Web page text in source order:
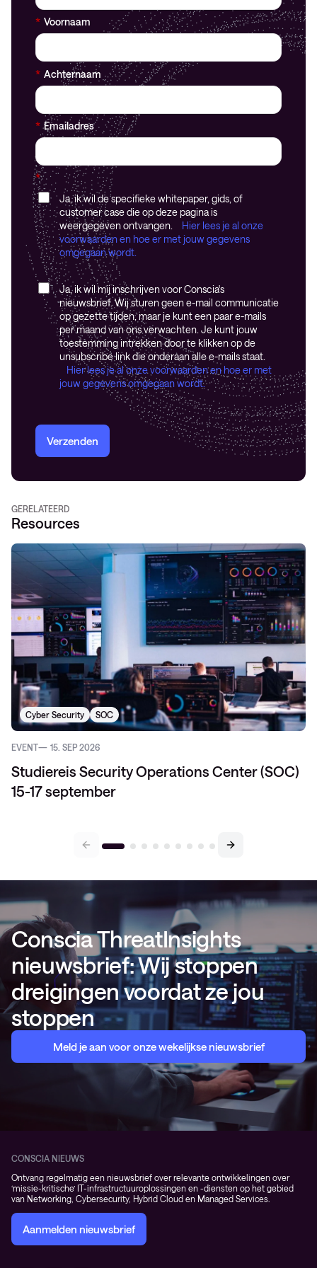
* Voornaam
* Achternaam
* Emailadres
*
Ja, ik wil de specifieke whitepaper, gids, of
customer case die op deze pagina is
weergegeven ontvangen.
Hier lees je al onze
voorwaarden en hoe er met jouw gegevens
omgegaan wordt.
Ja, ik wil mij inschrijven voor Conscia's
nieuwsbrief. Wij sturen geen e-mail communicatie
op gezette tijden, maar je kunt een paar e-mails
per maand van ons verwachten. Je kunt jouw
toestemming intrekken door te klikken op de
unsubscribe link die onderaan alle e-mails staat.
Hier lees je al onze voorwaarden en hoe er met
jouw gegevens omgegaan wordt.
Verzenden
GERELATEERD
Resources
Cyber Security SOC
EVENT 15. SEP 2026
Studiereis Security Operations Center (SOC)
15-17 september
Conscia ThreatInsights
nieuwsbrief: Wij stoppen
dreigingen voordat ze jou
stoppen
Meld je aan voor onze wekelijkse nieuwsbrief
CONSCIA NIEUWS
Ontvang regelmatig een nieuwsbrief over relevante ontwikkelingen over
‘missie-kritische’ IT-infrastructuuroplossingen en -diensten op het gebied
van Networking, Cybersecurity, Hybrid Cloud en Managed Services.
Aanmelden nieuwsbrief